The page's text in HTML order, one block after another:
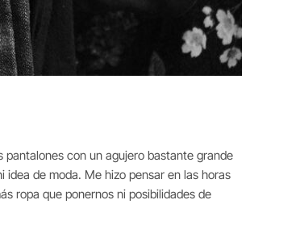
con un agujero bastante grande
de moda. Me hizo pensar en las horas
ropa que ponernos ni posibilidades de